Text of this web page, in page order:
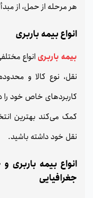
هر مرحله از حمل، از
انواع بیمه باربری
بیمه باربری انواع
نقل، نوع کالا و
کاربردهای خاص خود را
کمک می‌کند بهترین
نقل خود داشته باشید.
انواع بیمه
جغرافیایی